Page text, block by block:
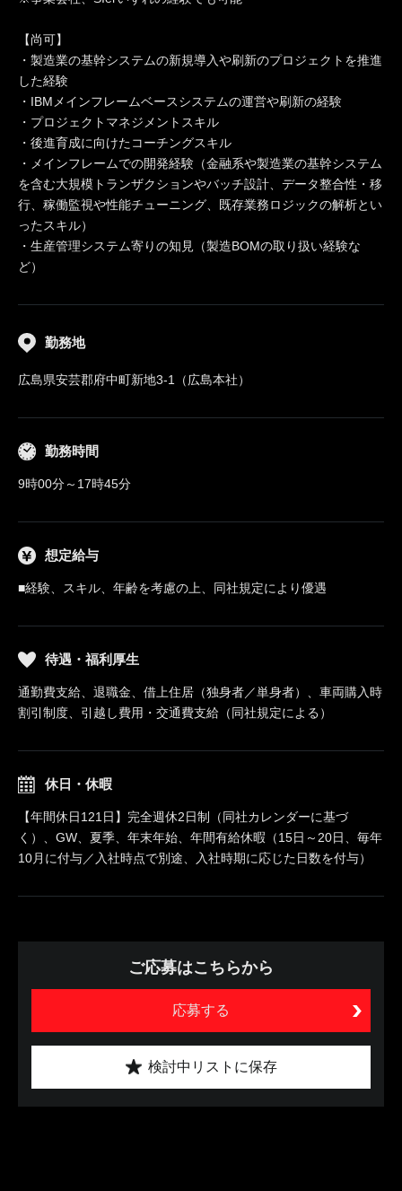
【尚可】
・製造業の基幹システムの新規導入や刷新のプロジェクトを推進
した経験
・IBMメインフレームベースシステムの運営や刷新の経験
・プロジェクトマネジメントスキル
・後進育成に向けたコーチングスキル
・メインフレームでの開発経験（金融系や製造業の基幹システム
を含む大規模トランザクションやバッチ設計、データ整合性・移
行、稼働監視や性能チューニング、既存業務ロジックの解析とい
ったスキル）
・生産管理システム寄りの知見（製造BOMの取り扱い経験な
ど）
勤務地
広島県安芸郡府中町新地3-1（広島本社）
勤務時間
9時00分～17時45分
想定給与
■経験、スキル、年齢を考慮の上、同社規定により優遇
待遇・福利厚生
通勤費支給、退職金、借上住居（独身者／単身者）、車両購入時
割引制度、引越し費用・交通費支給（同社規定による）
休日・休暇
【年間休日121日】完全週休2日制（同社カレンダーに基づ
く）、GW、夏季、年末年始、年間有給休暇（15日～20日、毎年
10月に付与／入社時点で別途、入社時期に応じた日数を付与）
ご応募はこちらから
応募する
検討中リストに保存